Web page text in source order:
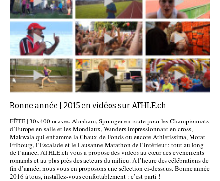
Bonne année | 2015 en vidéos sur ATHLE.ch
FÊTE | 30x400 m avec Abraham, Sprunger en route pour les Championnats
d’Europe en salle et les Mondiaux, Wanders impressionnant en cross,
Makwala qui enflamme la Chaux-de-Fonds ou encore Athletissima, Morat-
Fribourg, l’Escalade et le Lausanne Marathon de l’intérieur : tout au long
de l’année, ATHLE.ch vous a proposé des vidéos au cœur des événements
romands et au plus près des acteurs du milieu. A l’heure des célébrations de
fin d’année, nous vous en proposons une sélection ci-dessous. Bonne année
2016 à tous, installez-vous confortablement : c’est parti !